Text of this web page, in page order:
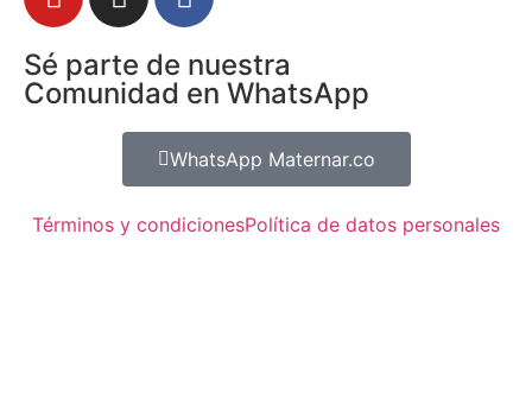
Sé parte de nuestra
Comunidad en WhatsApp
WhatsApp Maternar.co
Términos y condicionesPolítica de datos personales